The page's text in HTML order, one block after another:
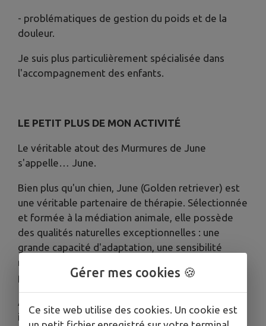
- problématiques de gestion du poids et de la
douleur.
Je suis plus particulièrement spécialisée dans
l'accompagnement des enfants.
LE PETIT PLUS DE MON ACTIVITÉ
Le véritable atout des Murmures de June
s'appelle… June.
Bien plus qu'un chien, June (Golden retriever) est
une véritable partenaire de thérapie. Sélectionnée
et formée à la médiation animale, elle possède
des qualités naturelles exceptionnelles : une
grande capacité d'adaptation, une sensibilité
remarquable aux émotions et une présence
profondément rassurante.
Avec les enfants, elle crée presque
instantanément un climat de confiance. Dans un
Gérer mes cookies 🍪
Ce site web utilise des cookies. Un cookie est